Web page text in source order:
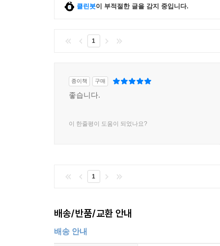
클린봇이 부적절한 글을 감지 중입니다.
1
종이책 구매
좋습니다.
이 한줄평이 도움이 되었나요?
1
배송/반품/교환 안내
배송 안내